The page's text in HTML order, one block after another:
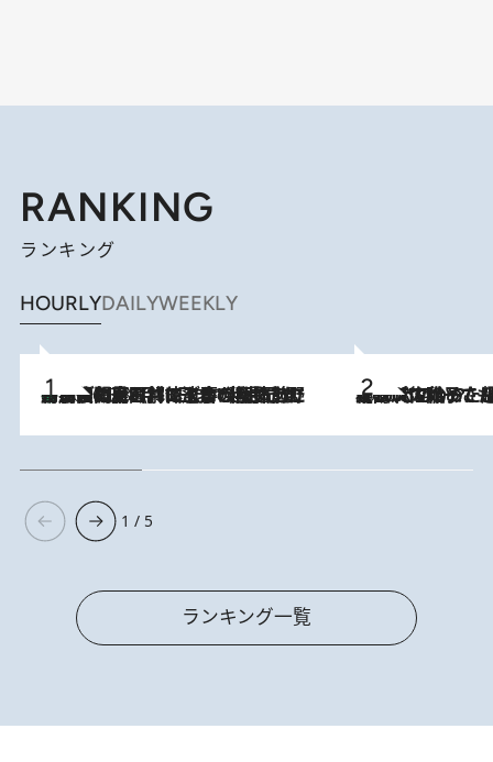
RANKING
ランキング
HOURLYDAILYWEEKLY
2026.8.8
「最後に見られてよかった」上野動物園の東園パンダ舎が解体前に特別公開。8月16日まで延長されたパネル展と共に辿る“半世紀”のパンダ飼育《解体工事の図面あり》 2026.8.5
【阿川佐和子さんの年とる力】なぜ70代で始めた趣味は“こんなに楽しい”のか？ ピアノ、俳句…スランプに陥っても続けられる“ある秘訣”とは
1 / 5
ランキング一覧